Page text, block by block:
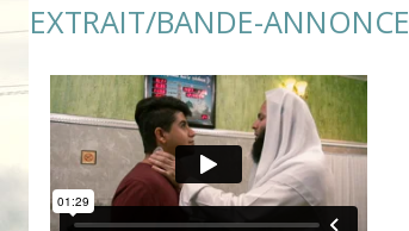
EXTRAIT/BANDE-ANNONCE